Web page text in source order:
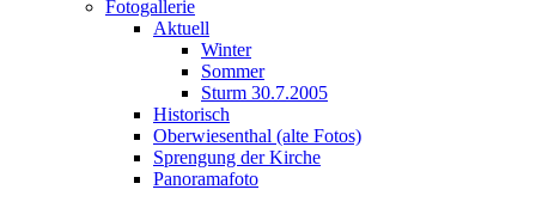
Fotogallerie
Aktuell
Winter
Sommer
Sturm 30.7.2005
Historisch
Oberwiesenthal (alte Fotos)
Sprengung der Kirche
Panoramafoto